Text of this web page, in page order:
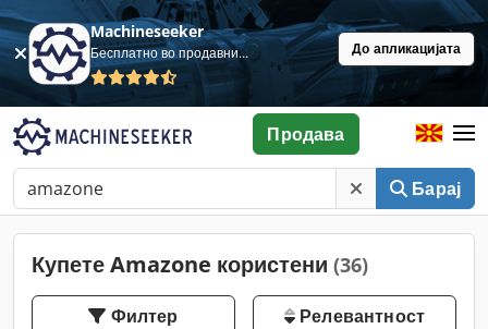
Machineseeker
Бесплатно во продавница До апликацијата
Барај
Продава
Купете Amazone користени (36)
Филтер Релевантност